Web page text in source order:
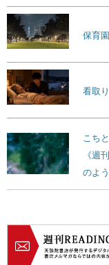
保育
看取
こち
《週
のよ